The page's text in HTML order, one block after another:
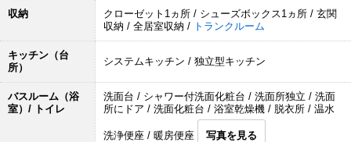
収納
クローゼット1ヵ所 / シューズボックス1ヵ所 / 玄関
収納 / 全居室収納 / トランクルーム
キッチン（台
所）
システムキッチン / 独立型キッチン
バスルーム（浴
室）/ トイレ
洗面台 / シャワー付洗面化粧台 / 洗面所独立 / 洗面
所にドア / 洗面化粧台 / 浴室乾燥機 / 脱衣所 / 温水
洗浄便座 / 暖房便座 写真を見る